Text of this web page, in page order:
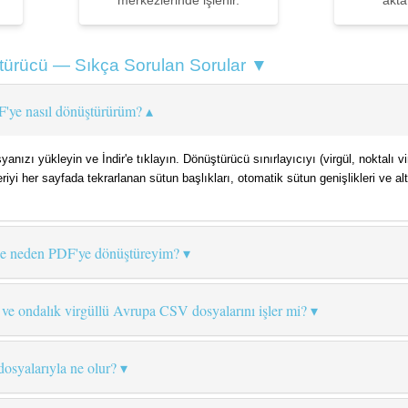
— Sıkça Sorulan Sorular ▼
nasıl dönüştürürüm?
yükleyin ve İndir'e tıklayın. Dönüştürücü sınırlayıcıyı (virgül,
her sayfada tekrarlanan sütun başlıkları, otomatik sütun genişlikleri ve
neden PDF'ye dönüştüreyim?
ondalık virgüllü Avrupa CSV dosyalarını işler mi?
ne olur?